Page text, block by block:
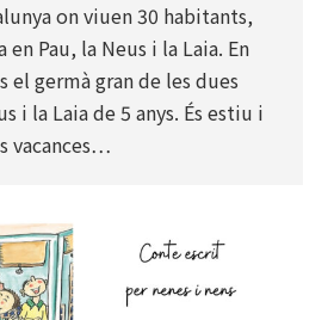
on viuen 30 habitants,
en Pau, la Neus i la Laia. En
el germà gran de les dues
i la Laia de 5 anys. És estiu i
vacances…